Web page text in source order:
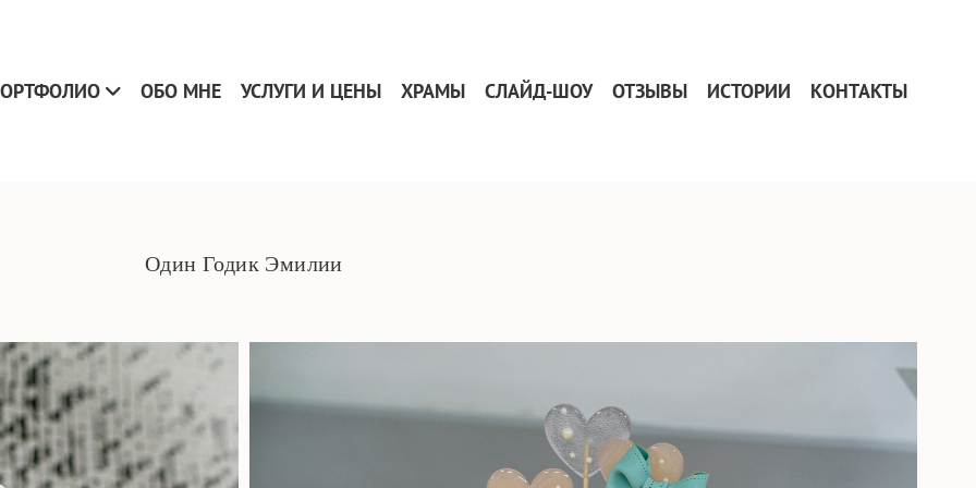
ОБО МНЕ УСЛУГИ И ЦЕНЫ ХРАМЫ СЛАЙД-ШОУ ОТЗЫВЫ ИСТОРИИ КОНТАКТЫ
Один Годик Эмилии